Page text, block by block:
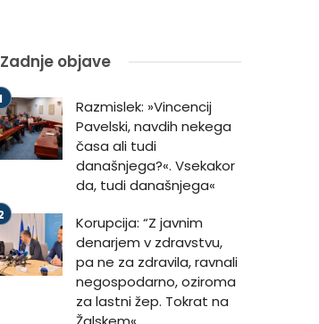
Zadnje objave
Razmislek: »Vincencij
Pavelski, navdih nekega
časa ali tudi
današnjega?«. Vsekakor
da, tudi današnjega«
Korupcija: “Z javnim
denarjem v zdravstvu,
pa ne za zdravila, ravnali
negospodarno, oziroma
za lastni žep. Tokrat na